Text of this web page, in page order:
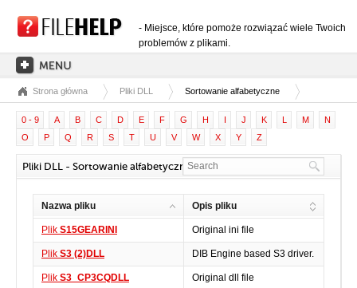
- Miejsce, które pomoże rozwiązać wiele Twoich
problemów z plikami.
STRONA GŁÓWNA
KATEGORIE ROZSZERZEŃ
KATEGORIE STEROWNIKÓW
PLIKI DLL
KONWERSJE PLIKÓW
PROGRAMY
Strona główna Pliki DLL Sortowanie alfabetyczne
0 - 9 A B C D E F G H I J K L M
N
O
P Q R S T U V W X Y Z
Pliki DLL - Sortowanie alfabetyczne: S
Nazwa pliku Opis pliku
Plik S15GEARINI Original ini file
Plik S3 (2)DLL DIB Engine based S3 driver.
Plik S3_CP3CQDLL Original dll file